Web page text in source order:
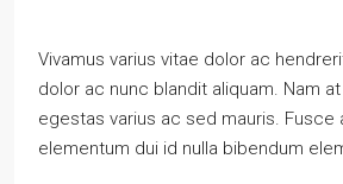
Vivamus varius vitae dolor ac
dolor ac nunc blandit aliquam. Nam
egestas varius ac sed mauris. Fusce
elementum dui id nulla bibendum